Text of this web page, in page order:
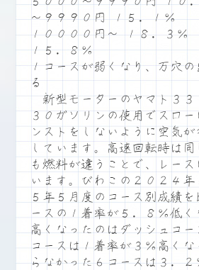
～９９９０円 １５．１％
１００００円～ １８．３％
１５．８％
１コースが弱くなり、万穴
る
新型モーターのヤマト３３
３０ガソリンの使用でスロ
ンストをしないように空気が
しています。高速回転時は
も燃料が違うことで、レース
います。びわこの２０２４年
５年５月度のコース別成績を
ースの１着率が５．８％低く
高くなったのはダッシュコー
コースは１着率が３％高くな
らなかった６コースは３．